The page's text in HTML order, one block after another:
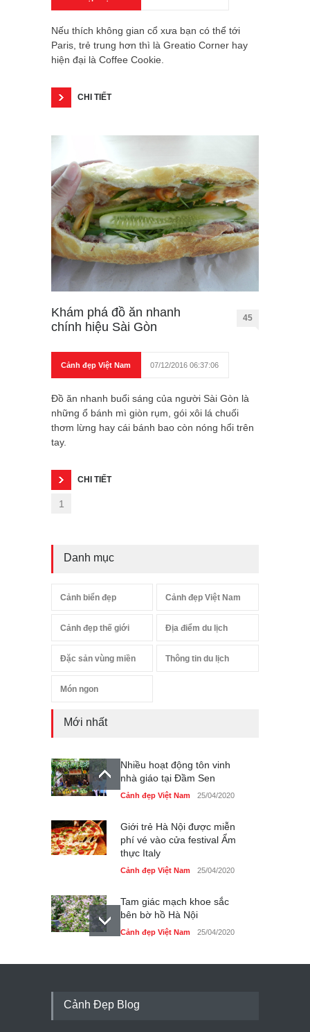
Nếu thích không gian cổ xưa bạn có thể tới
Paris, trẻ trung hơn thì là Greatio Corner hay
hiện đại là Coffee Cookie.
CHI TIẾT
Khám phá đồ ăn nhanh
chính hiệu Sài Gòn
45
Cảnh đẹp Việt Nam 07/12/2016 06:37:06
Đồ ăn nhanh buổi sáng của người Sài Gòn là
những ổ bánh mì giòn rụm, gói xôi lá chuối
thơm lừng hay cái bánh bao còn nóng hổi trên
tay.
CHI TIẾT
1
Danh mục
Cảnh biển đẹp Cảnh đẹp Việt Nam
Cảnh đẹp thế giới Địa điểm du lịch
Đặc sản vùng miền Thông tin du lịch
Món ngon
Mới nhất
Nhiều hoạt động tôn vinh
nhà giáo tại Đầm Sen
Cảnh đẹp Việt Nam 25/04/2020
Giới trẻ Hà Nội được miễn
phí vé vào cửa festival Ẩm
thực Italy
Cảnh đẹp Việt Nam 25/04/2020
Tam giác mạch khoe sắc
bên bờ hồ Hà Nội
Cảnh đẹp Việt Nam 25/04/2020
Bán đảo Sơn Trà sẽ là khu
Cảnh Đẹp Blog